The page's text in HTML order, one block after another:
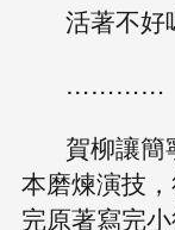
活著不好
…………
賀柳讓簡
本磨煉演技
完原著寫完